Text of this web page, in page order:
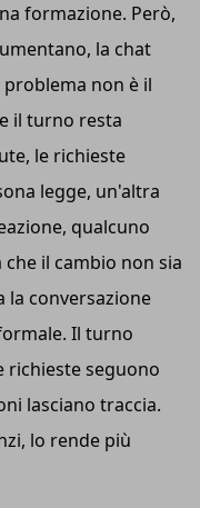
formazione. Però,
la chat
non è il
il turno resta
le richieste
legge, un'altra
qualcuno
il cambio non sia
la conversazione
Il turno
richieste seguono
lasciano traccia.
lo rende più